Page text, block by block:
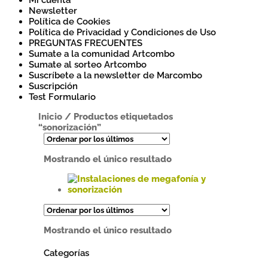
Newsletter
Política de Cookies
Política de Privacidad y Condiciones de Uso
PREGUNTAS FRECUENTES
Sumate a la comunidad Artcombo
Sumate al sorteo Artcombo
Suscríbete a la newsletter de Marcombo
Suscripción
Test Formulario
Inicio / Productos etiquetados
“sonorización”
Mostrando el único resultado
producto
múltiples
Las
Mostrando el único resultado
Categorías